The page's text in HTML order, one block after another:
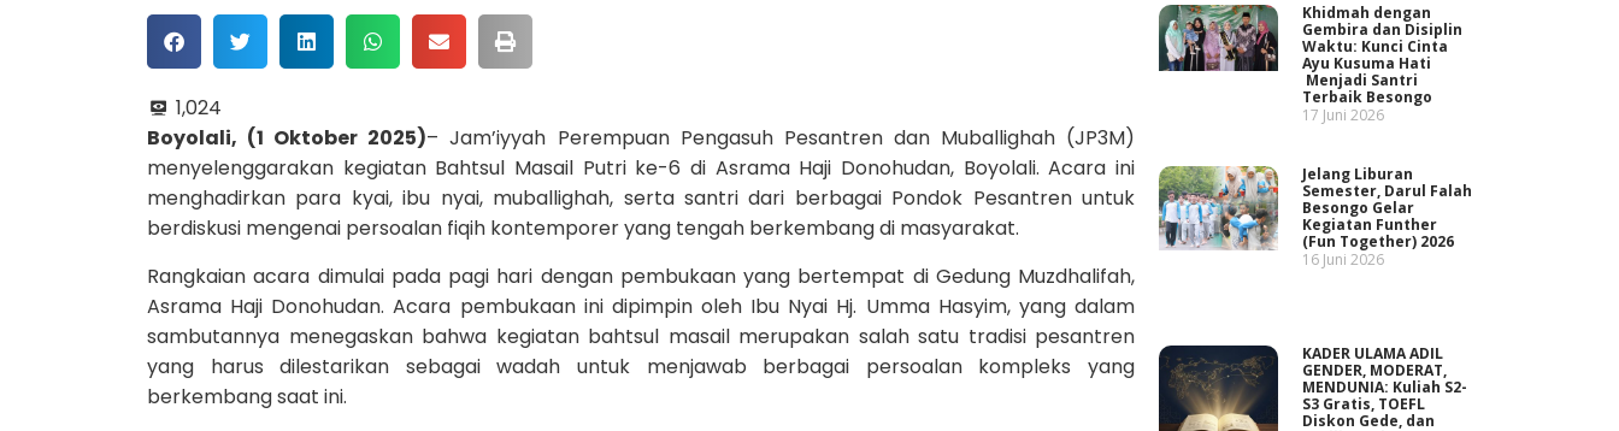
1,024
Boyolali, (1 Oktober 2025)– Jam’iyyah Perempuan Pengasuh Pesantren dan Muballighah (JP3M)
menyelenggarakan kegiatan Bahtsul Masail Putri ke-6 di Asrama Haji Donohudan, Boyolali. Acara ini
menghadirkan para kyai, ibu nyai, muballighah, serta santri dari berbagai Pondok Pesantren untuk
berdiskusi mengenai persoalan fiqih kontemporer yang tengah berkembang di masyarakat.
Rangkaian acara dimulai pada pagi hari dengan pembukaan yang bertempat di Gedung Muzdhalifah,
Asrama Haji Donohudan. Acara pembukaan ini dipimpin oleh Ibu Nyai Hj. Umma Hasyim, yang dalam
sambutannya menegaskan bahwa kegiatan bahtsul masail merupakan salah satu tradisi pesantren
yang harus dilestarikan sebagai wadah untuk menjawab berbagai persoalan kompleks yang
berkembang saat ini.
Khidmah dengan
Gembira dan Disiplin
Waktu: Kunci Cinta
Ayu Kusuma Hati
Menjadi Santri
Terbaik Besongo
17 Juni 2026
Jelang Liburan
Semester, Darul Falah
Besongo Gelar
Kegiatan Funther
(Fun Together) 2026
16 Juni 2026
KADER ULAMA ADIL
GENDER, MODERAT,
MENDUNIA: Kuliah S2-
S3 Gratis, TOEFL
Diskon Gede, dan